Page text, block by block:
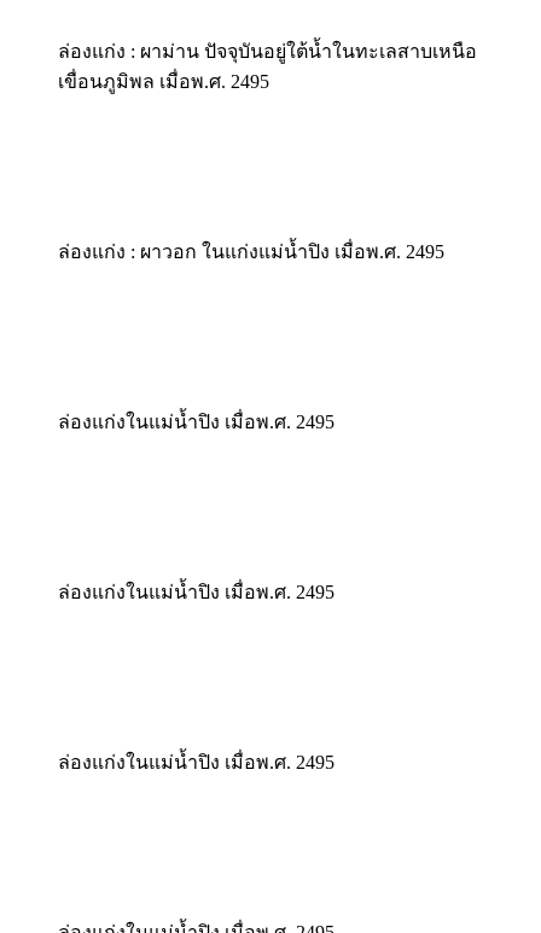
ล่องแก่ง : ผาม่าน ปัจจุบันอยู่ใต้น้ำในทะเลสาบเหนือ
เขื่อนภูมิพล เมื่อพ.ศ. 2495
ล่องแก่ง : ผาวอก ในแก่งแม่น้ำปิง เมื่อพ.ศ. 2495
ล่องแก่งในแม่น้ำปิง เมื่อพ.ศ. 2495
ล่องแก่งในแม่น้ำปิง เมื่อพ.ศ. 2495
ล่องแก่งในแม่น้ำปิง เมื่อพ.ศ. 2495